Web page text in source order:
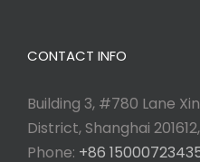
CONTACT INFO
Building 3, #780 Lane
District, Shanghai
Phone: +86